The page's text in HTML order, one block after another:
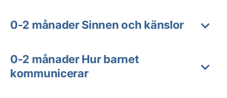
0-2 månader Sinnen och känslor
0-2 månader Hur barnet
kommunicerar